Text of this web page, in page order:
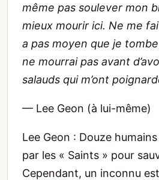
même pas soulever mon
mieux mourir ici. Ne me
a pas moyen que je
ne mourrai pas avant
salauds qui m’ont
— Lee Geon (à lui-même)
Lee Geon : Douze
par les « Saints » pour
Cependant, un inconnu